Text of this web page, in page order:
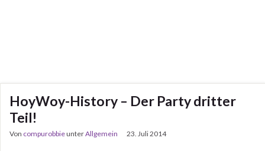
HoyWoy-History – Der Party dritter
Teil!
Von compurobbieunterAllgemein 23. Juli 2014